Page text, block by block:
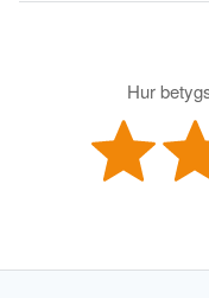
Hur